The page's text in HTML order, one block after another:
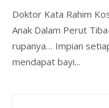
Doktor Kata Rahim
Anak Dalam Perut
rupanya… Impian
mendapat bayi...